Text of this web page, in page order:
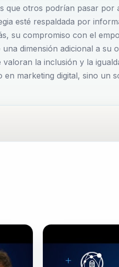
y atraer a la audiencia
consolidadas,
digital. Su pasión por
que permitan a las
que otros podrían pasar por
esté respaldada por
su compromiso con el
dimensión adicional a su
la inclusión y la
marketing digital, sino un